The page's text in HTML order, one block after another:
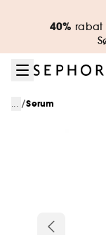
Gå til
40% rabat
... /Serum